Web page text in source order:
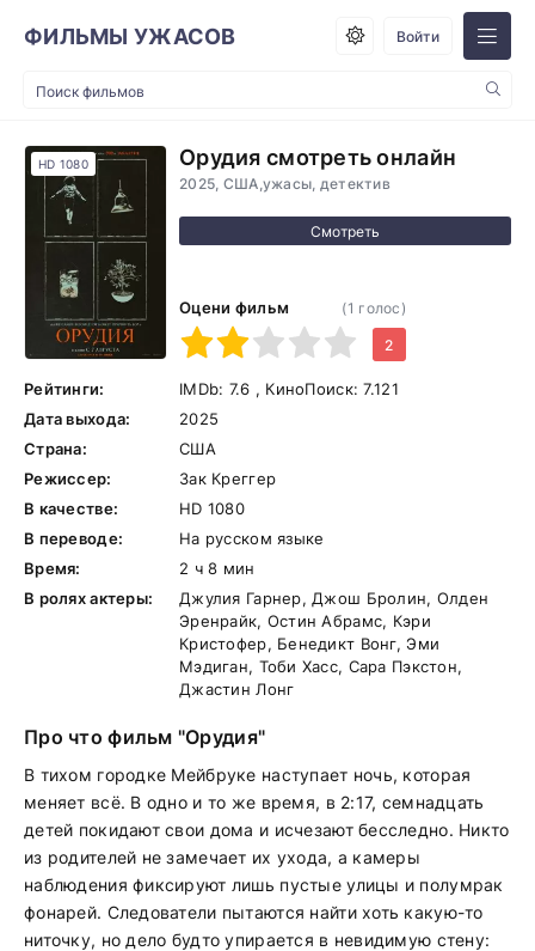
ФИЛЬМЫ УЖАСОВ Войти
Орудия смотреть онлайн
2025, США,ужасы, детектив
HD 1080
Оцени фильм
1
2 3 5
(1 голос)
2
Рейтинги: IMDb: 7.6 , КиноПоиск:7.121
Дата выхода:
2025
Страна:
США
Режиссер:
Зак Креггер
В качестве:
HD 1080
В переводе:
На русском языке
Время:
2 ч 8 мин
В ролях актеры:
Джулия Гарнер, Джош Бролин, Олден
Эренрайк, Остин Абрамс, Кэри
Кристофер, Бенедикт Вонг, Эми
Мэдиган, Тоби Хасс, Сара Пэкстон,
Джастин Лонг
Про что фильм "Орудия"
В тихом городке Мейбруке наступает ночь, которая
меняет всё. В одно и то же время, в 2:17, семнадцать
детей покидают свои дома и исчезают бесследно. Никто
из родителей не замечает их ухода, а камеры
наблюдения фиксируют лишь пустые улицы и полумрак
фонарей. Следователи пытаются найти хоть какую-то
ниточку, но дело будто упирается в невидимую стену: